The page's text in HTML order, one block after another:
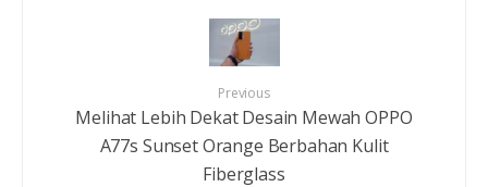
Previous
Melihat Lebih Dekat Desain Mewah OPPO
A77s Sunset Orange Berbahan Kulit
Fiberglass